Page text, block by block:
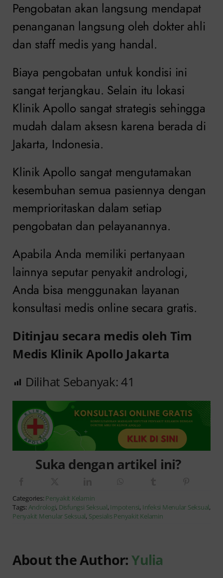
Pengobatan akan langsung mendapat
penanganan langsung oleh dokter ahli
dan staff medis yang handal.
Biaya pengobatan untuk kondisi ini
sangat terjangkau. Selain itu lokasi
Klinik Apollo sangat strategis sehingga
mudah dalam aksesn karena berada di
Jakarta, Indonesia.
Klinik Apollo sangat mengutamakan
kesembuhan semua pasiennya dengan
memprioritaskan dalam setiap
pengobatan dan pelayanannya.
Apabila Anda memiliki pertanyaan
lainnya seputar penyakit andrologi,
Anda bisa menggunakan layanan
konsultasi medis online secara gratis.
Ditinjau secara medis oleh Tim
Medis Klinik Apollo Jakarta
Dilihat Sebanyak:41
Suka dengan artikel ini?
Categories: Penyakit Kelamin
Tags: Andrologi, Disfungsi Seksual, Impotensi, Infeksi Menular Seksual,
Penyakit Menular Seksual, Spesialis Penyakit Kelamin
About the Author:Yulia